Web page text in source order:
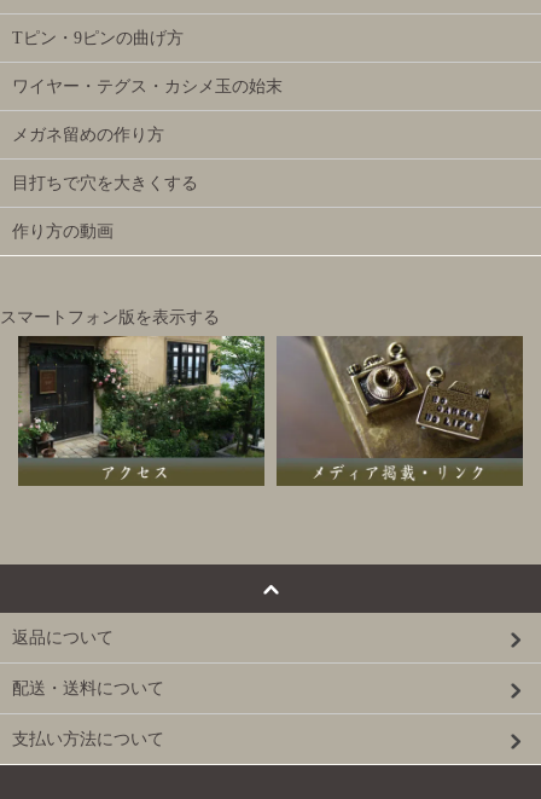
Tピン・9ピンの曲げ方
ワイヤー・テグス・カシメ玉の始末
メガネ留めの作り方
目打ちで穴を大きくする
作り方の動画
スマートフォン版を表示する
返品について
配送・送料について
支払い方法について